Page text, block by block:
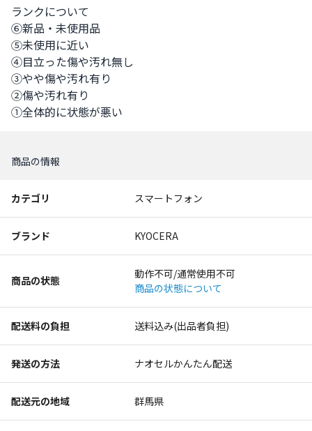
ランクについて
⑥新品・未使用品
⑤未使用に近い
④目立った傷や汚れ無し
③やや傷や汚れ有り
②傷や汚れ有り
①全体的に状態が悪い
商品の情報
カテゴリ スマートフォン
ブランド KYOCERA
商品の状態
動作不可/通常使用不可
商品の状態について
配送料の負担 送料込み(出品者負担)
発送の方法 ナオセルかんたん配送
配送元の地域 群馬県